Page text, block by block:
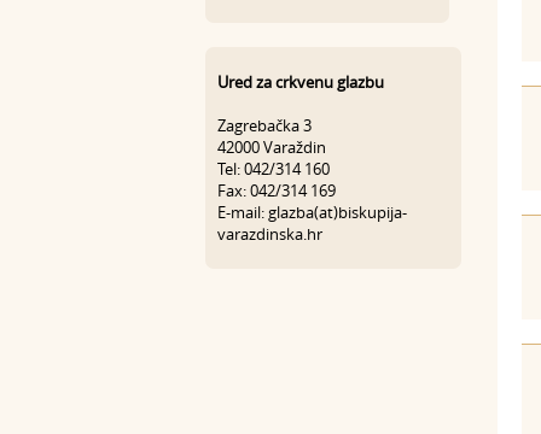
Ured za crkvenu glazbu
Zagrebačka 3
42000 Varaždin
Tel: 042/314 160
Fax: 042/314 169
E-mail: glazba(at)biskupija-
varazdinska.hr